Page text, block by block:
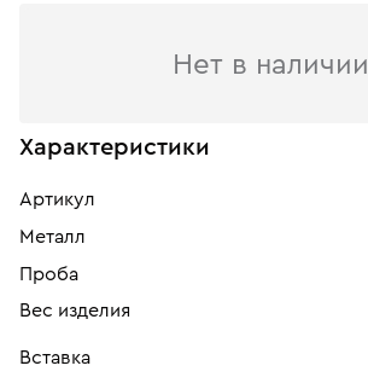
Нет в наличии
Характеристики
Артикул
Металл
Проба
Вес изделия
Вставка